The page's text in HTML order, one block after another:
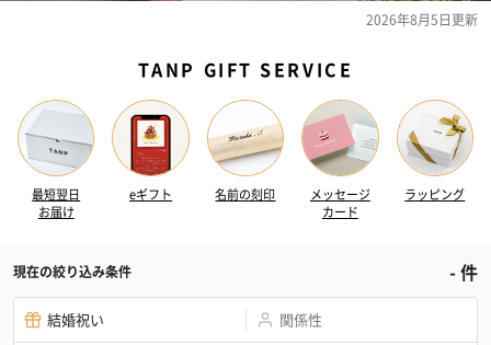
2026年8月5日更新
TANP GIFT SERVICE
最短翌日
お届け
eギフト 名前の刻印
メッセージ
カード
ラッピング
現在の絞り込み条件 -件
結婚祝い 関係性